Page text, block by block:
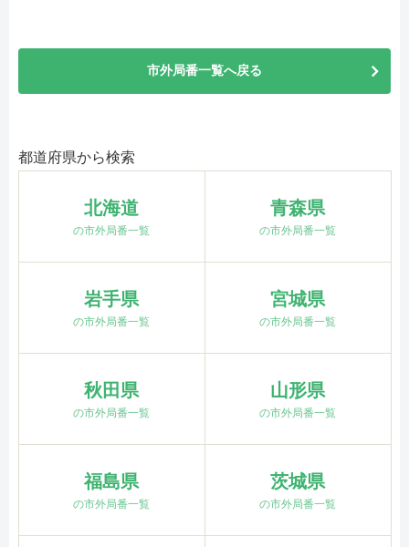
市外局番一覧へ戻る
都道府県から検索
北海道
の市外局番一覧
青森県
の市外局番一覧
岩手県
の市外局番一覧
宮城県
の市外局番一覧
秋田県
の市外局番一覧
山形県
の市外局番一覧
福島県
の市外局番一覧
茨城県
の市外局番一覧